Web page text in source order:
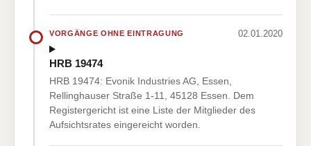
VORGÄNGE OHNE EINTRAGUNG 02.01.2020
HRB 19474
HRB 19474: Evonik Industries AG, Essen,
Rellinghauser Straße 1-11, 45128 Essen. Dem
Registergericht ist eine Liste der Mitglieder des
Aufsichtsrates eingereicht worden.